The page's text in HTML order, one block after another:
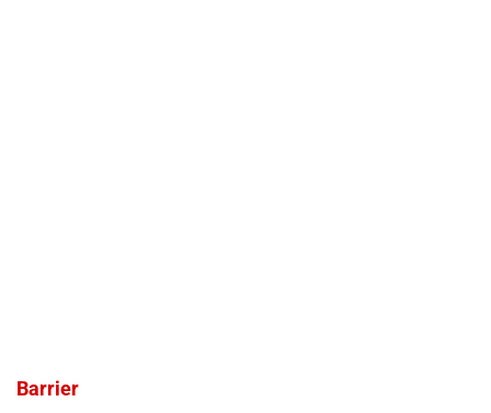
Barrier